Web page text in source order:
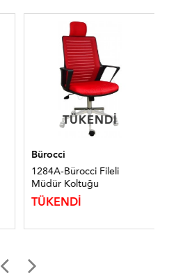
TÜKENDI
TÜKENDI
Bürocci
1284A-Bürocci Fileli
Müdür Koltuğu
TÜKENDİ